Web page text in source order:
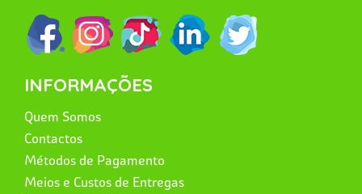
INFORMAÇÕES
Quem Somos
Contactos
Métodos de Pagamento
Meios e Custos de Entregas